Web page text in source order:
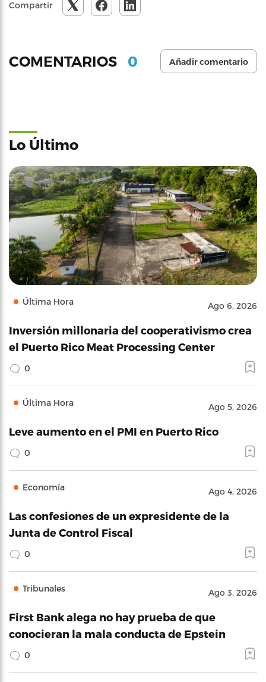
Compartir
COMENTARIOS 0 Añadir comentario
Lo Último
Última Hora Ago 6, 2026
Inversión millonaria del cooperativismo crea
el Puerto Rico Meat Processing Center
0
Última Hora Ago 5, 2026
Leve aumento en el PMI en Puerto Rico
0
Economía Ago 4, 2026
Las confesiones de un expresidente de la
Junta de Control Fiscal
0
Tribunales Ago 3, 2026
First Bank alega no hay prueba de que
conocieran la mala conducta de Epstein
0